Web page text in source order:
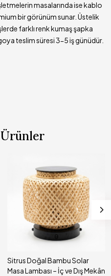
masalarında ise kablo
bir görünüm sunar. Üstelik
farklı renk kumaş şapka
teslim süresi 3-5 iş günüdür.
Sitrus Doğal Bambu Solar
Masa Lambası – İç ve Dış Mekân